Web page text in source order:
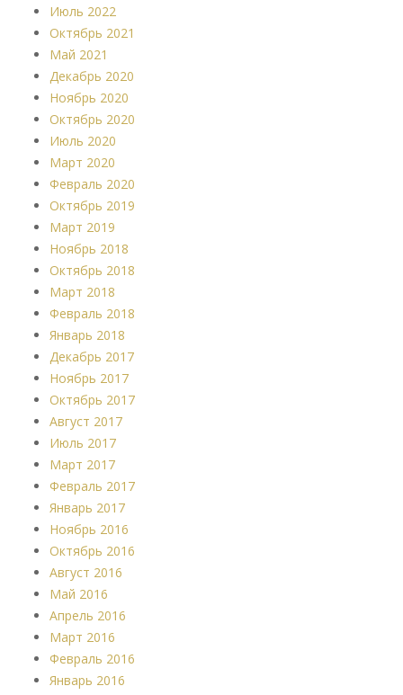
Июль 2022
Октябрь 2021
Май 2021
Декабрь 2020
Ноябрь 2020
Октябрь 2020
Июль 2020
Март 2020
Февраль 2020
Октябрь 2019
Март 2019
Ноябрь 2018
Октябрь 2018
Март 2018
Февраль 2018
Январь 2018
Декабрь 2017
Ноябрь 2017
Октябрь 2017
Август 2017
Июль 2017
Март 2017
Февраль 2017
Январь 2017
Ноябрь 2016
Октябрь 2016
Август 2016
Май 2016
Апрель 2016
Март 2016
Февраль 2016
Январь 2016